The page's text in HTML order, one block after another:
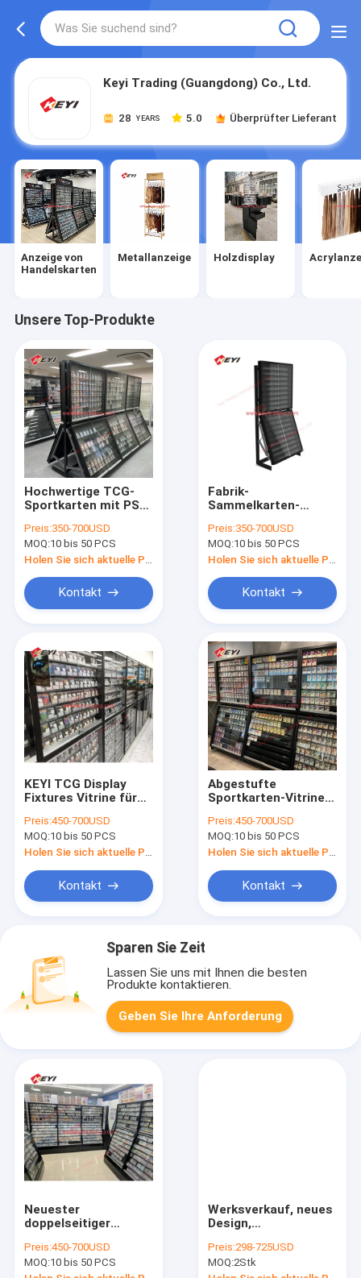
Keyi Trading (Guangdong) Co., Ltd.
28 YEARS 5.0 Überprüfter Lieferant
Anzeige von
Handelskarten
Metallanzeige Holzdisplay
Unsere Top-Produkte
Hochwertige TCG-
Sportkarten mit PS-
Sammelkarte,
Wandmontagerahmen,
Acryl-Metallvitrine
Preis:350-700USD
MOQ:10 bis 50 PCS
Kontakt
Fabrik-
Sammelkarten-
durchsichtigem
Acryl-Metall,
Sammelkartenetui
Sportkarten, Acryl-
und Metall-
Preis:350-700USD
MOQ:10 bis 50 PCS
Kontakt
KEYI TCG Display
Fixtures Vitrine für
Sportkarten,
Metallrahmen,
Aluminium-Acryl-
Preis:450-700USD
MOQ:10 bis 50 PCS
Kontakt
Abgestufte
Sportkarten-Vitrine,
Display mit klarer
Sicht, abschließbarer
Schrank für
Sammelkarten
Preis:450-700USD
MOQ:10 bis 50 PCS
Kontakt
Sparen Sie Zeit
Lassen Sie uns mit Ihnen die besten
Produkte kontaktieren.
Geben Sie Ihre Anforderung
Neuester
doppelseitiger
mit großer Kapazität
für TCG-Karten,
Preis:450-700USD
MOQ:10 bis 50 PCS
Werksverkauf, neues
Design,
einzelne PSA-
Kartenplatte, LED-
Preis:298-725USD
MOQ:2Stk